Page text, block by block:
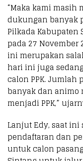
“Maka kami
dukungan banyak
Pilkada
pada 27 November
ini merupakan
hari ini juga
calon PPK. Jumlah
banyak dan animo
menjadi PPK,”
Lanjut Edy, saat
pendaftaran dan
untuk calon